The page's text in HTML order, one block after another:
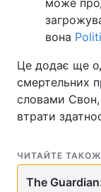
може
вона
Це додає ще
смертельних
словами
втрати
ЧИТАЙТЕ ТАКОЖ
The